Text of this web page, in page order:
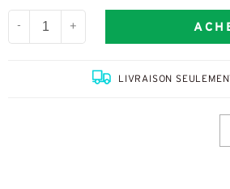
- +
LIVRAISON